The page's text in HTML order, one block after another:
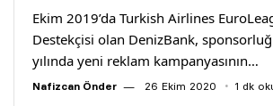
Ekim 2019’da Turkish Airlines
Destekçisi olan DenizBank,
yılında yeni reklam kampanyasının…
Nafizcan Önder 26 Ekim 2020 1 dk